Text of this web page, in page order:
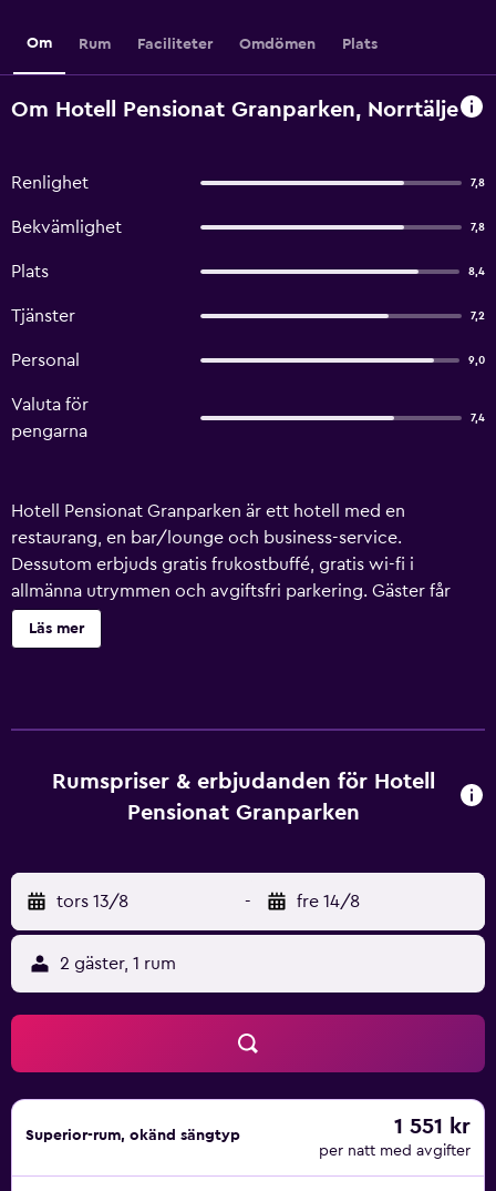
Om Rum Faciliteter Omdömen Plats
Om Hotell Pensionat Granparken, Norrtälje
Renlighet 7,8
Bekvämlighet 7,8
Plats 8,4
Tjänster 7,2
Personal 9,0
Valuta för
pengarna
7,4
Hotell Pensionat Granparken är ett hotell med en
restaurang, en bar/lounge och business-service.
Dessutom erbjuds gratis frukostbuffé, gratis wi-fi i
allmänna utrymmen och avgiftsfri parkering. Gäster får
även tillgång till bekvämligheter som konferenslokaler,
bröllopstjänster och en trädgård. Hotell Pensionat
Städning erbjuds dagligen och strykjärn/strykbräda kan
fås på begäran. Fritidsaktiviteterna nedan finns antingen
Läs mer
Rumspriser & erbjudanden för Hotell
Pensionat Granparken
tors 13/8 - fre 14/8
2 gäster, 1 rum
Superior-rum, okänd sängtyp 1 551 kr
per natt med avgifter